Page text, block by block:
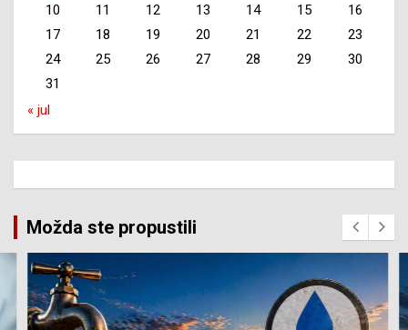
10
11 12 13 14 15
16
17
18 19 20 21 22
23
24
25 26 27 28 29
30
31
« jul
Možda ste propustili